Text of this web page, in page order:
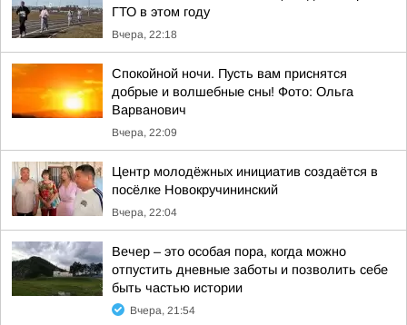
ГТО в этом году
Вчера, 22:18
Спокойной ночи. Пусть вам приснятся
добрые и волшебные сны! Фото: Ольга
Варванович
Вчера, 22:09
Центр молодёжных инициатив создаётся в
посёлке Новокручининский
Вчера, 22:04
Вечер – это особая пора, когда можно
отпустить дневные заботы и позволить себе
быть частью истории
Вчера, 21:54